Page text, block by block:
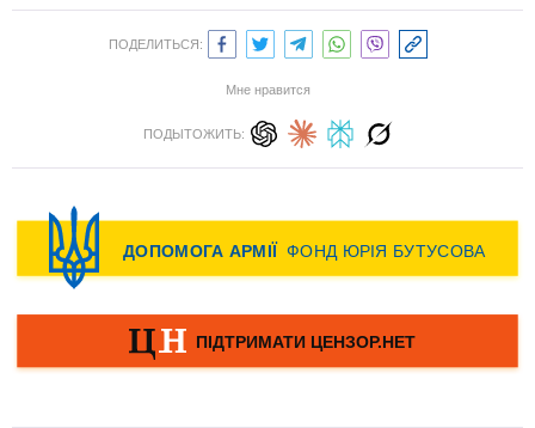
ПОДЕЛИТЬСЯ:
Мне нравится
ПОДЫТОЖИТЬ: